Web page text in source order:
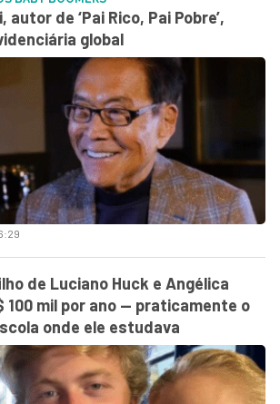
de ‘Pai Rico, Pai Pobre’,
global
de Luciano Huck e Angélica
100 mil por ano — praticamente o
onde ele estudava